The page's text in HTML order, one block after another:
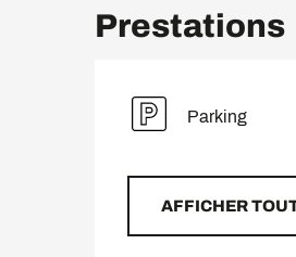
Prestations
Parking
AFFICHER